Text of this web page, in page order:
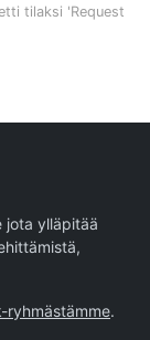
tilaksi 'Request
jota ylläpitää
ryhmästämme.